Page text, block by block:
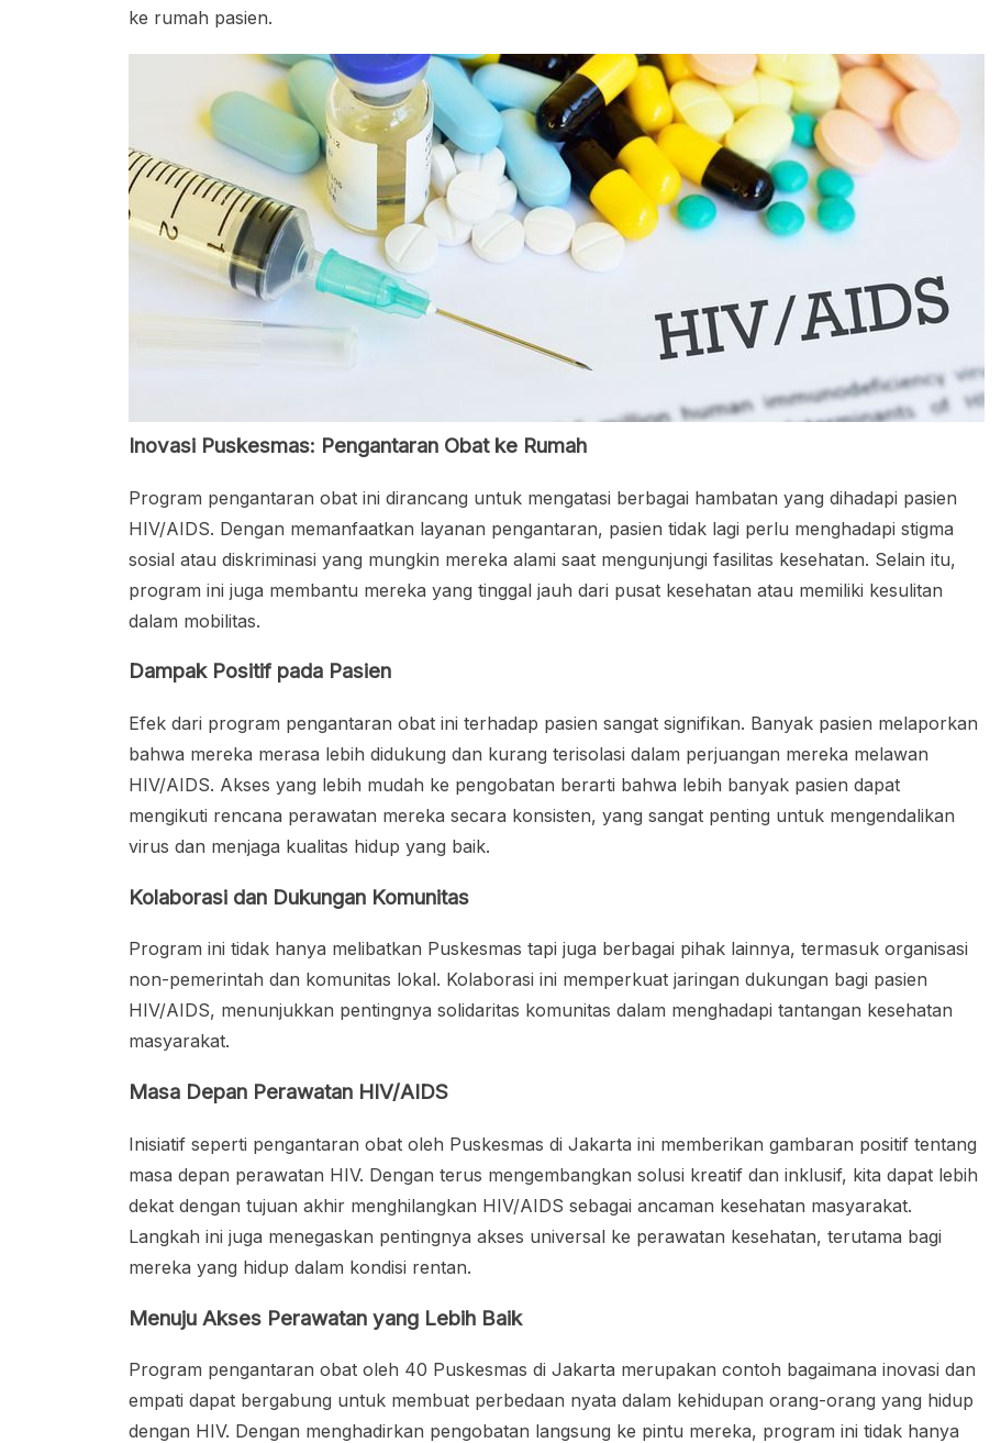
ke rumah pasien.
Inovasi Puskesmas: Pengantaran Obat ke Rumah
Program pengantaran obat ini dirancang untuk mengatasi berbagai hambatan yang dihadapi pasien
HIV/AIDS. Dengan memanfaatkan layanan pengantaran, pasien tidak lagi perlu menghadapi stigma
sosial atau diskriminasi yang mungkin mereka alami saat mengunjungi fasilitas kesehatan. Selain itu,
program ini juga membantu mereka yang tinggal jauh dari pusat kesehatan atau memiliki kesulitan
dalam mobilitas.
Dampak Positif pada Pasien
Efek dari program pengantaran obat ini terhadap pasien sangat signifikan. Banyak pasien melaporkan
bahwa mereka merasa lebih didukung dan kurang terisolasi dalam perjuangan mereka melawan
HIV/AIDS. Akses yang lebih mudah ke pengobatan berarti bahwa lebih banyak pasien dapat
mengikuti rencana perawatan mereka secara konsisten, yang sangat penting untuk mengendalikan
virus dan menjaga kualitas hidup yang baik.
Kolaborasi dan Dukungan Komunitas
Program ini tidak hanya melibatkan Puskesmas tapi juga berbagai pihak lainnya, termasuk organisasi
non-pemerintah dan komunitas lokal. Kolaborasi ini memperkuat jaringan dukungan bagi pasien
HIV/AIDS, menunjukkan pentingnya solidaritas komunitas dalam menghadapi tantangan kesehatan
masyarakat.
Masa Depan Perawatan HIV/AIDS
Inisiatif seperti pengantaran obat oleh Puskesmas di Jakarta ini memberikan gambaran positif tentang
masa depan perawatan HIV. Dengan terus mengembangkan solusi kreatif dan inklusif, kita dapat lebih
dekat dengan tujuan akhir menghilangkan HIV/AIDS sebagai ancaman kesehatan masyarakat.
Langkah ini juga menegaskan pentingnya akses universal ke perawatan kesehatan, terutama bagi
mereka yang hidup dalam kondisi rentan.
Menuju Akses Perawatan yang Lebih Baik
Program pengantaran obat oleh 40 Puskesmas di Jakarta merupakan contoh bagaimana inovasi dan
empati dapat bergabung untuk membuat perbedaan nyata dalam kehidupan orang-orang yang hidup
dengan HIV. Dengan menghadirkan pengobatan langsung ke pintu mereka, program ini tidak hanya